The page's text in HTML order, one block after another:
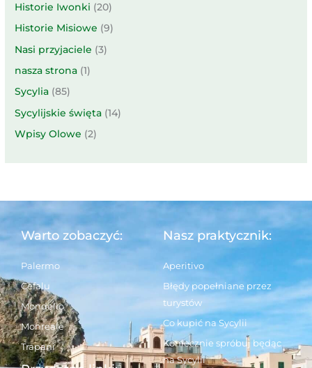
Historie Iwonki (20)
Historie Misiowe (9)
Nasi przyjaciele (3)
nasza strona (1)
Sycylia (85)
Sycylijskie święta (14)
Wpisy Olowe (2)
Warto zobaczyć:
Palermo
Cefalu
Mondello
Monreale
Trapani
Nasz praktycznik:
Aperitivo
Błędy popełniane przez
turystów
Co kupić na Sycylii
Koniecznie spróbuj będąc
na Sycylii